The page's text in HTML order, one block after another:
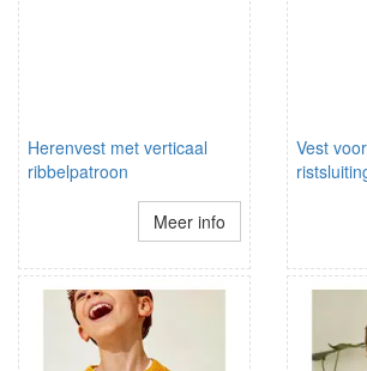
Herenvest met verticaal
ribbelpatroon
Meer info
Vest